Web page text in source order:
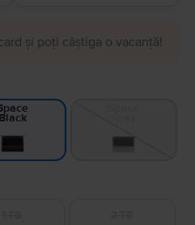
și poți câștiga o vacanță!
Black